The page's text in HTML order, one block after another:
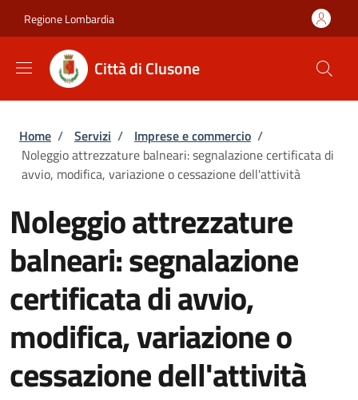
Regione Lombardia
Città di Clusone
Briciole di pane
Home / Servizi / Imprese e commercio /
Noleggio attrezzature balneari: segnalazione certificata di
avvio, modifica, variazione o cessazione dell'attività
Noleggio attrezzature
balneari: segnalazione
certificata di avvio,
modifica, variazione o
cessazione dell'attività